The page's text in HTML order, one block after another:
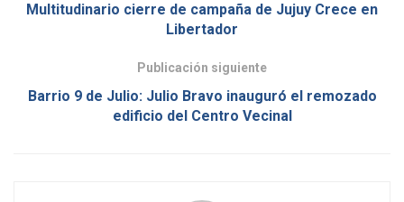
Multitudinario cierre de campaña de Jujuy Crece en
Libertador
Publicación siguiente
Barrio 9 de Julio: Julio Bravo inauguró el remozado
edificio del Centro Vecinal